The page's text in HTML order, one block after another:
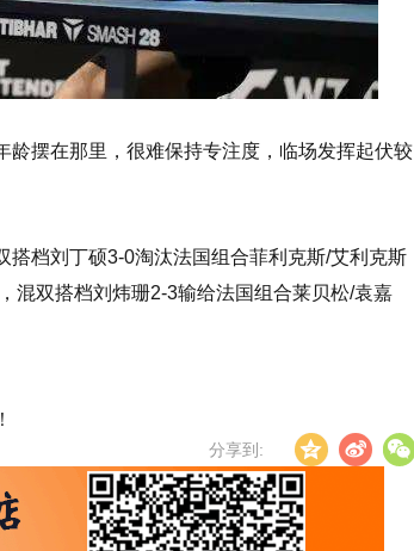
龄摆在那里，很难保持专注度，临场发挥起伏较
档刘丁硕3-0淘汰法国组合菲利克斯/艾利克斯
混双搭档刘炜珊2-3输给法国组合莱贝松/袁嘉
分享到: